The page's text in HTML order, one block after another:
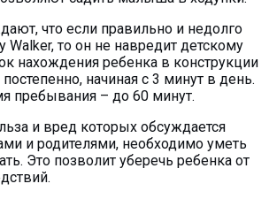
что если правильно и недолго
Walker, то он не навредит детскому
нахождения ребенка в конструкции
начиная с 3 минут в день.
пребывания – до 60 минут.
и вред которых обсуждается
и родителями, необходимо уметь
Это позволит уберечь ребенка от